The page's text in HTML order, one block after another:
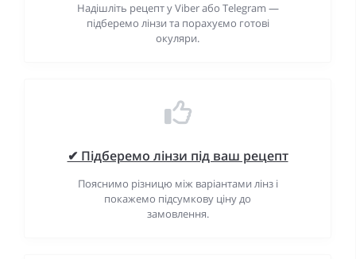
Надішліть рецепт у Viber або Telegram —
підберемо лінзи та порахуємо готові
окуляри.
✔ Підберемо лінзи під ваш рецепт
Пояснимо різницю між варіантами лінз і
покажемо підсумкову ціну до
замовлення.